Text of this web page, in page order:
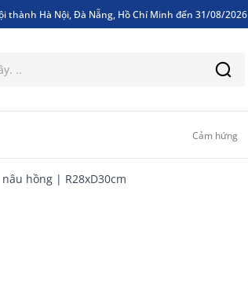
thành Hà Nội, Đà Nẵng, Hồ Chí Minh đến 31/08/2026
Cảm hứng
hồng | R28xD30cm